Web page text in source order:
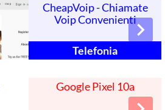
CheapVoip - Chiamate
Voip Convenienti
Telefonia
Google Pixel 10a